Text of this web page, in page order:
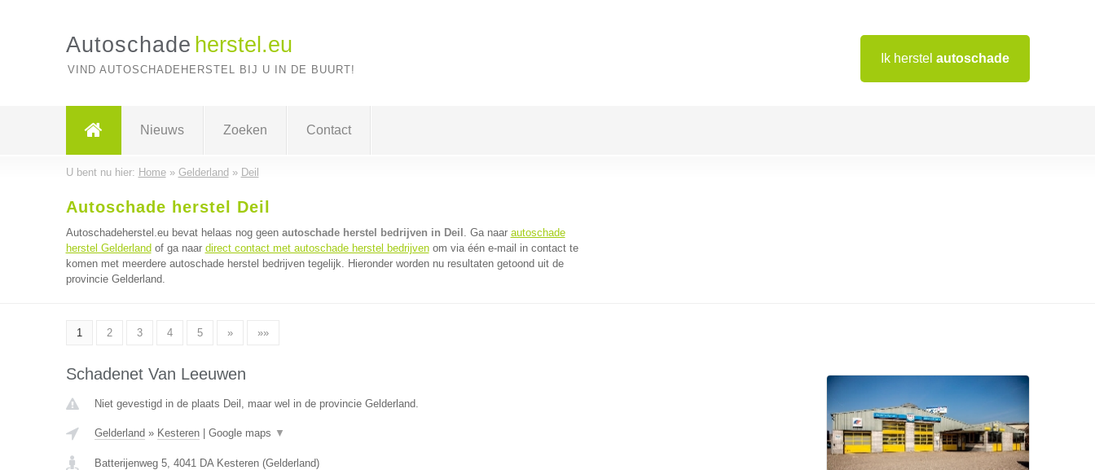
Ik herstel autoschade
Autoschade herstel.eu
VIND AUTOSCHADEHERSTEL BIJ U IN DE BUURT!
Nieuws Zoeken Contact
U bent nu hier: Home» Gelderland » Deil
Autoschade herstel Deil
Autoschadeherstel.eu bevat helaas nog geen autoschade herstel bedrijven in Deil . Ga naar autoschade
herstel Gelderland of ga naar direct contact met autoschade herstel bedrijvenom via één e-mail in contact te
komen met meerdere autoschade herstel bedrijven tegelijk. Hieronder worden nu resultaten getoond uit de
provincie Gelderland.
1 2 3 4 5 » »»
Schadenet Van Leeuwen
Niet gevestigd in de plaats Deil, maar wel in de provincie Gelderland.
Gelderland » Kesteren| Google maps ▼
Batterijenweg 5, 4041 DA Kesteren(Gelderland)